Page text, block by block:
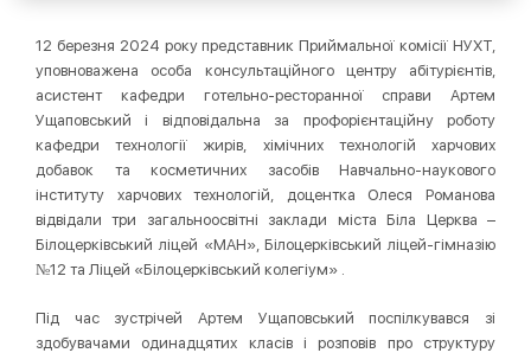
12 березня 2024 року представник Приймальної комісії НУХТ,
уповноважена особа консультаційного центру абітурієнтів,
асистент кафедри готельно-ресторанної справи Артем
Ущаповський і відповідальна за профорієнтаційну роботу
кафедри технології жирів, хімічних технологій харчових
добавок та косметичних засобів Навчально-наукового
інституту харчових технологій, доцентка Олеся Романова
відвідали три загальноосвітні заклади міста Біла Церква –
Білоцерківський ліцей «МАН», Білоцерківський ліцей-гімназію
№12 та Ліцей «Білоцерківський колегіум» .
Під час зустрічей Артем Ущаповський поспілкувався зі
здобувачами одинадцятих класів і розповів про структуру